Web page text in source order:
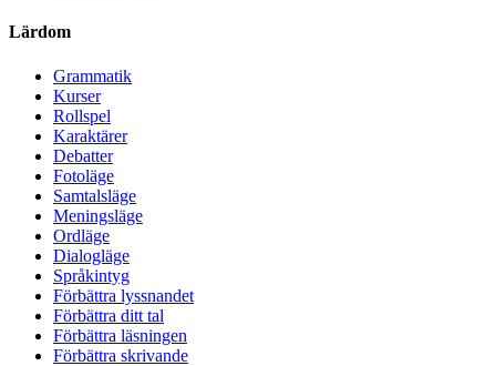
Lärdom
Grammatik
Kurser
Rollspel
Karaktärer
Debatter
Fotoläge
Samtalsläge
Meningsläge
Ordläge
Dialogläge
Språkintyg
Förbättra lyssnandet
Förbättra ditt tal
Förbättra läsningen
Förbättra skrivande